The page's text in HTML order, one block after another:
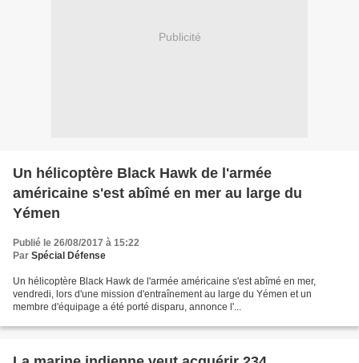
Publicité
Un hélicoptère Black Hawk de l'armée
américaine s'est abîmé en mer au large du
Yémen
Publié le 26/08/2017 à 15:22
Par Spécial Défense
Un hélicoptère Black Hawk de l'armée américaine s'est abîmé en mer,
vendredi, lors d'une mission d'entraînement au large du Yémen et un
membre d'équipage a été porté disparu, annonce l'...